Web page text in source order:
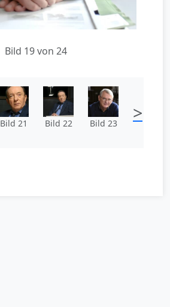
Bild 19 von 24
Bild 21 Bild 22 Bild 23 >